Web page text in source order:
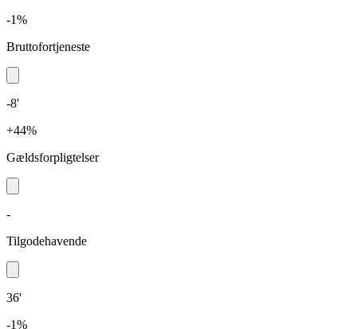
-1%
Bruttofortjeneste
-8'
+44%
Gældsforpligtelser
-
Tilgodehavende
36'
-1%